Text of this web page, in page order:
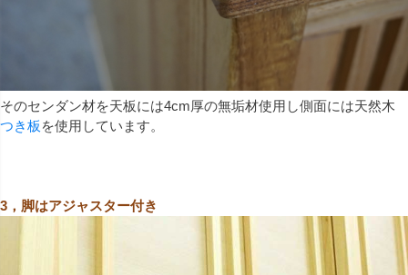
そのセンダン材を天板には4cm厚の無垢材使用し側面には天然木
つき板 を使用しています。
3，脚はアジャスター付き